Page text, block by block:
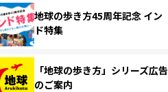
地球の歩き方45周年記念 イン
ド特集
「地球の歩き方」シリーズ広告
のご案内